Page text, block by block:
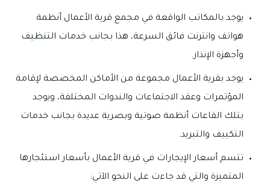
يوجد بالمكاتب الواقعة في مجمع قرية الأعمال أنظمة
هواتف وانترنت فائق السرعة، هذا بجانب خدمات التنظيف
وأجهزة الإنذار.
يوجد بقرية الأعمال مجموعة من الأماكن المخصصة لإقامة
المؤتمرات وعقد الاجتماعات والندوات المختلفة، ويوجد
بتلك القاعات أنظمة صوتية وبصرية عديدة بجانب خدمات
التكييف والتبريد.
تتسم أسعار الإيجارات في قرية الأعمال بأسعار استئجارها
المتميزة والتي قد جاءت على النحو الآتي: